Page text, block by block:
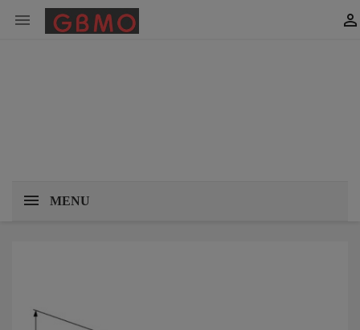
 
MENU